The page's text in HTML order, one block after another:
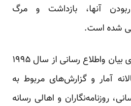
ربودن‌ آنها، بازداشت و مرگ
شده است.
این سازمان مدافع آزادی بیان واطلاع رسانی از سال ۱۹۹۵
آمار و گزارش‌های مربوط به
روزنامه‌نگاران و اهالی رسانه